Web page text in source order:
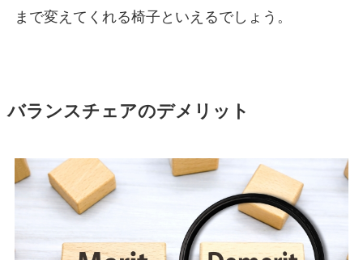
まで変えてくれる椅子といえるでしょう。
バランスチェアのデメリット